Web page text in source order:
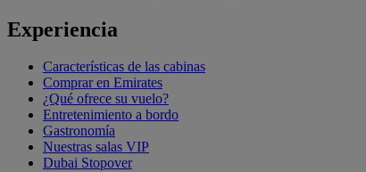
Experiencia
Características de las cabinas
Comprar en Emirates
¿Qué ofrece su vuelo?
Entretenimiento a bordo
Gastronomía
Nuestras salas VIP
Dubai Stopover